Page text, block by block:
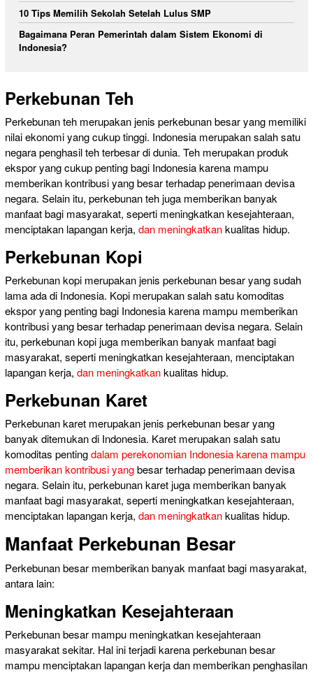
10 Tips Memilih Sekolah Setelah Lulus SMP
Bagaimana Peran Pemerintah dalam Sistem Ekonomi di
Indonesia?
Perkebunan Teh
Perkebunan teh merupakan jenis perkebunan besar yang memiliki
nilai ekonomi yang cukup tinggi. Indonesia merupakan salah satu
negara penghasil teh terbesar di dunia. Teh merupakan produk
ekspor yang cukup penting bagi Indonesia karena mampu
memberikan kontribusi yang besar terhadap penerimaan devisa
negara. Selain itu, perkebunan teh juga memberikan banyak
manfaat bagi masyarakat, seperti meningkatkan kesejahteraan,
menciptakan lapangan kerja, dan meningkatkankualitas hidup.
Perkebunan Kopi
Perkebunan kopi merupakan jenis perkebunan besar yang sudah
lama ada di Indonesia. Kopi merupakan salah satu komoditas
ekspor yang penting bagi Indonesia karena mampu memberikan
kontribusi yang besar terhadap penerimaan devisa negara. Selain
itu, perkebunan kopi juga memberikan banyak manfaat bagi
masyarakat, seperti meningkatkan kesejahteraan, menciptakan
lapangan kerja, dan meningkatkankualitas hidup.
Perkebunan Karet
Perkebunan karet merupakan jenis perkebunan besar yang
banyak ditemukan di Indonesia. Karet merupakan salah satu
komoditas pentingdalam perekonomian Indonesia karena mampu
memberikan kontribusi yangbesar terhadap penerimaan devisa
negara. Selain itu, perkebunan karet juga memberikan banyak
manfaat bagi masyarakat, seperti meningkatkan kesejahteraan,
menciptakan lapangan kerja, dan meningkatkankualitas hidup.
Manfaat Perkebunan Besar
Perkebunan besar memberikan banyak manfaat bagi masyarakat,
antara lain:
Meningkatkan Kesejahteraan
Perkebunan besar mampu meningkatkan kesejahteraan
masyarakat sekitar. Hal ini terjadi karena perkebunan besar
mampu menciptakan lapangan kerja dan memberikan penghasilan